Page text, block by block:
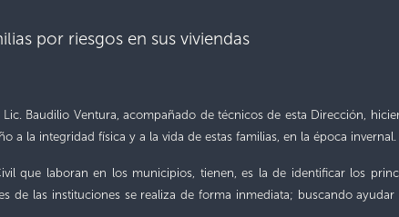
por riesgos en sus viviendas
Baudilio Ventura, acompañado de técnicos de esta Dirección,
la integridad física y a la vida de estas familias, en la época invernal.
que laboran en los municipios, tienen, es la de identificar los
de las instituciones se realiza de forma inmediata; buscando